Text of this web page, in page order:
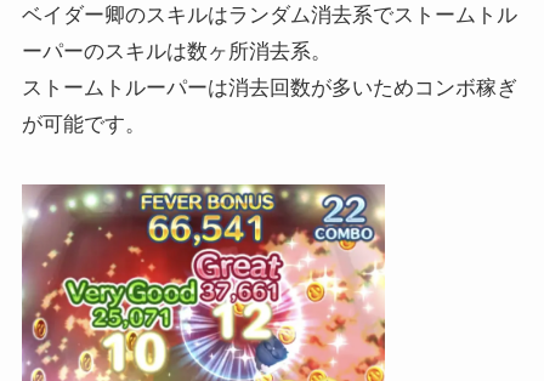
ベイダー卿のスキルはランダム消去系でストームトル
ーパーのスキルは数ヶ所消去系。
ストームトルーパーは消去回数が多いためコンボ稼ぎ
が可能です。